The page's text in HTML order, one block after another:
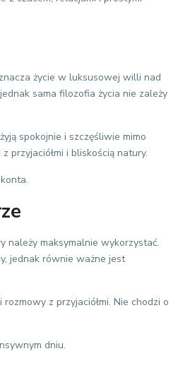
życie w luksusowej willi nad
sama filozofia życia nie zależy
spokojnie i szczęśliwie mimo
przyjaciółmi i bliskością natury.
należy maksymalnie wykorzystać.
jednak równie ważne jest
z przyjaciółmi. Nie chodzi o
dniu.